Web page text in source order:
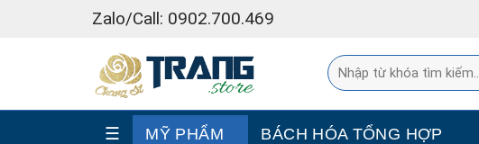
Zalo/Call: 0902.700.469
☰ MỸ PHẨM BÁCH HÓA TỔNG HỢP